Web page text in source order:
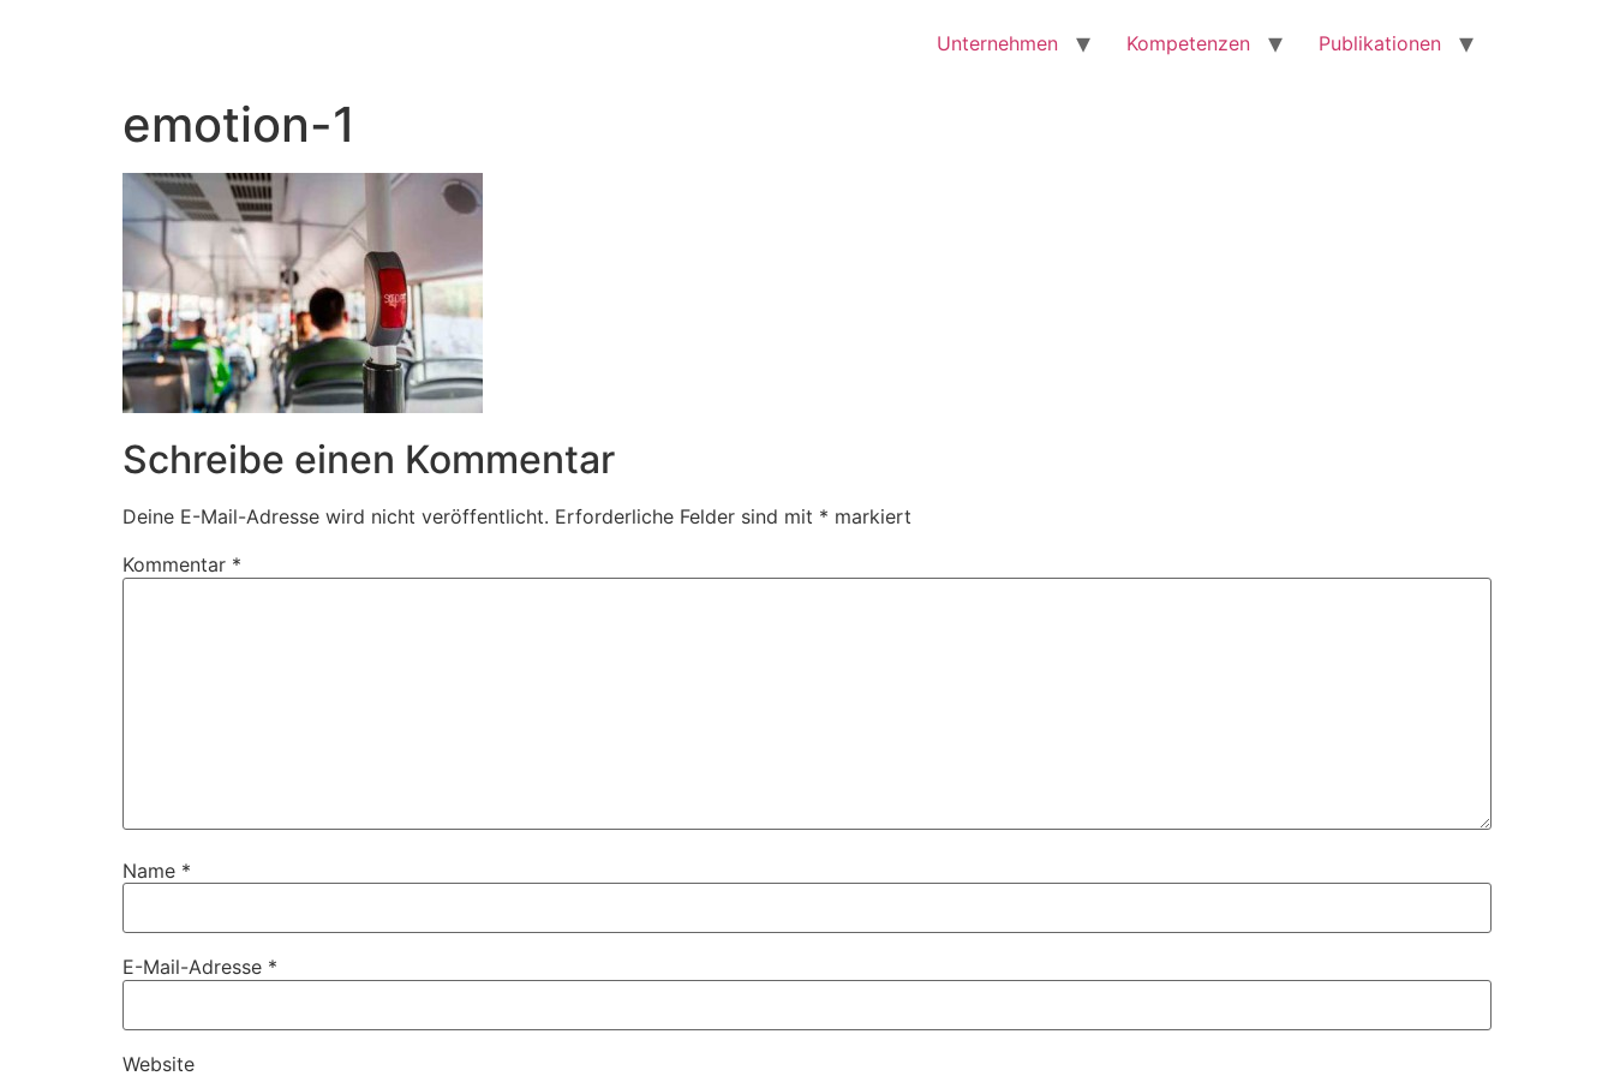
Unternehmen Kompetenzen Publikationen
emotion-1
Schreibe einen Kommentar
Deine E-Mail-Adresse wird nicht veröffentlicht. Erforderliche Felder sind mit * markiert
Kommentar *
Name *
E-Mail-Adresse *
Website